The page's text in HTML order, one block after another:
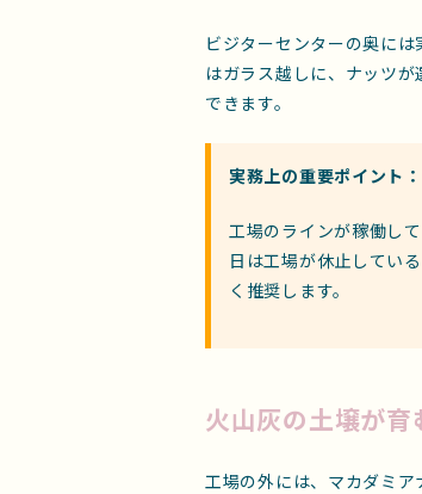
ビジターセンターの奥に
はガラス越しに、ナッツ
できます。
実務上の重要ポイント：
工場のラインが稼働し
日は工場が休止してい
く推奨します。
火山灰の土壌が
工場の外には、マカダミ